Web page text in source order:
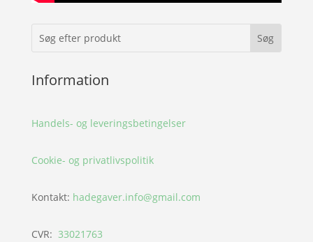
Information
Handels- og leveringsbetingelser
Cookie- og privatlivspolitik
Kontakt: hadegaver.info@gmail.com
CVR: 33021763